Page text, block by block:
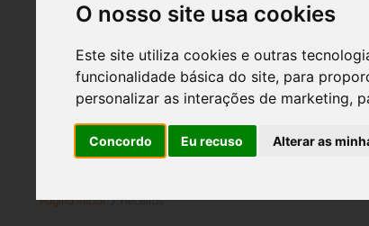
O nosso site usa cookies
Este site utiliza cookies e outras
funcionalidade básica do site, para
personalizar as interações de marketing,
Concordo Eu recuso Alterar as
Página inicial Receitas